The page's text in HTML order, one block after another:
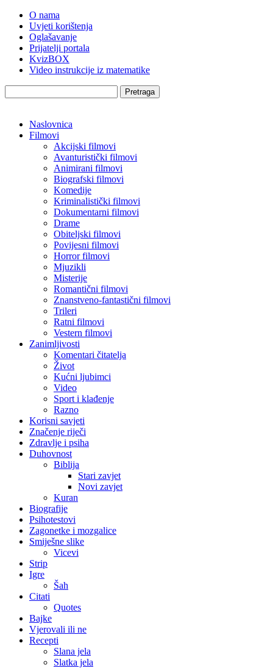
O nama
Uvjeti korištenja
Oglašavanje
Prijatelji portala
KvizBOX
Video instrukcije iz matematike
Pretraga
Naslovnica
Filmovi
Akcijski filmovi
Avanturistički filmovi
Animirani filmovi
Biografski filmovi
Komedije
Kriminalistički filmovi
Dokumentarni filmovi
Drame
Obiteljski filmovi
Povijesni filmovi
Horror filmovi
Mjuzikli
Misterije
Romantični filmovi
Znanstveno-fantastični filmovi
Trileri
Ratni filmovi
Vestern filmovi
Zanimljivosti
Komentari čitatelja
Život
Kućni ljubimci
Video
Sport i klađenje
Razno
Korisni savjeti
Značenje riječi
Zdravlje i psiha
Duhovnost
Biblija
Stari zavjet
Novi zavjet
Kuran
Biografije
Psihotestovi
Zagonetke i mozgalice
Smiješne slike
Vicevi
Strip
Igre
Šah
Citati
Quotes
Bajke
Vjerovali ili ne
Recepti
Slana jela
Slatka jela